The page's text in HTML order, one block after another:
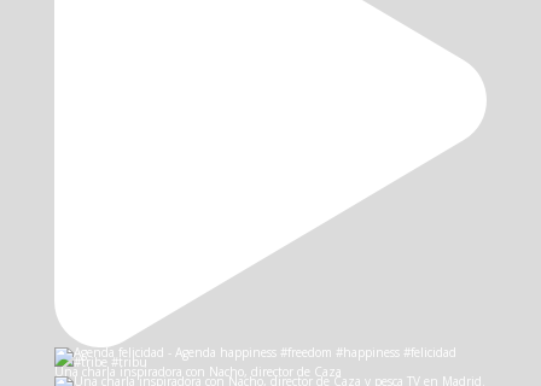
Una charla inspiradora con Nacho, director de Caza